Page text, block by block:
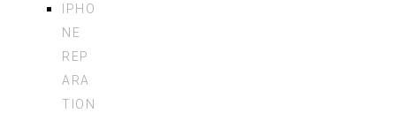
IPHO
NE
REP
ARA
TION